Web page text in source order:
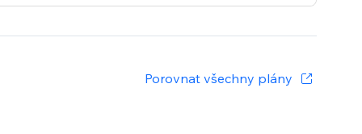
Porovnat všechny plány